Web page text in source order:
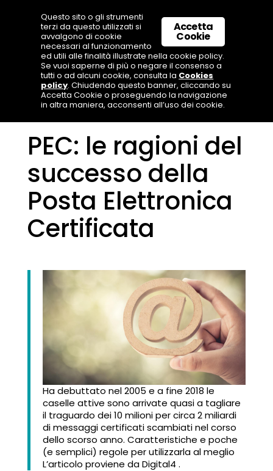
PEC: le ragioni del
successo della
Posta Elettronica
Certificata
Ha debuttato nel 2005 e a fine 2018 le
caselle attive sono arrivate quasi a tagliare
il traguardo dei 10 milioni per circa 2 miliardi
di messaggi certificati scambiati nel corso
dello scorso anno. Caratteristiche e poche
(e semplici) regole per utilizzarla al meglio
L’articolo proviene da Digital4 .
Accetta
Cookie
Questo sito o gli strumenti
terzi da questo utilizzati si
avvalgono di cookie
necessari al funzionamento
ed utili alle finalità illustrate nella cookie policy.
Se vuoi saperne di più o negare il consenso a
tutti o ad alcuni cookie, consulta la Cookies
policy. Chiudendo questo banner, cliccando su
Accetta Cookie o proseguendo la navigazione
in altra maniera, acconsenti all’uso dei cookie.